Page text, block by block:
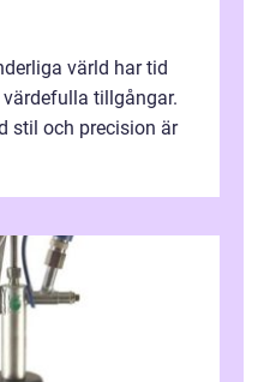
värld har tid
tillgångar.
stil och precision är